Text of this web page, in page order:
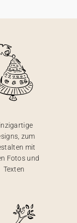
zum
mit
Fotos und
Texten